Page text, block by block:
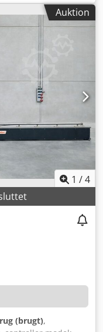
Tekniske data:
Største snitlængde:
- 45° (manuelt op
digital visning)
- 45°
visning og
550 mm Savklingens
4 kW Mål: ca. 5790
Auktion
1 /4
(brugt),